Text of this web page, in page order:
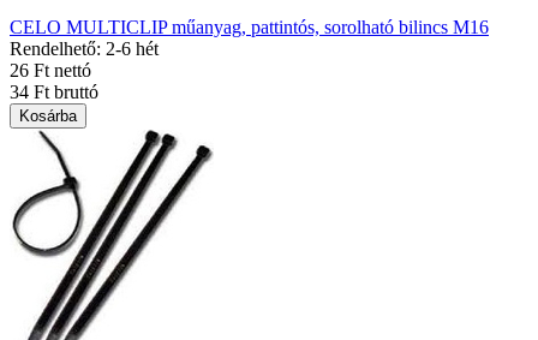
CELO MULTICLIP műanyag, pattintós, sorolható bilincs M16
Rendelhető: 2-6 hét
26 Ft nettó
34 Ft bruttó
Kosárba